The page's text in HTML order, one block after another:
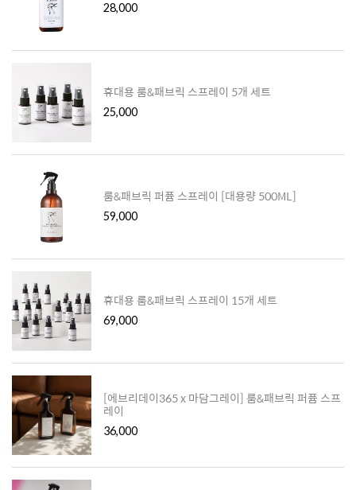
28,000
휴대용 룸&패브릭 스프레이 5개 세트
25,000
룸&패브릭 퍼퓸 스프레이 [대용량 500ML]
59,000
휴대용 룸&패브릭 스프레이 15개 세트
69,000
[에브리데이365 x 마담그레이] 룸&패브릭 퍼퓸 스프
레이
36,000